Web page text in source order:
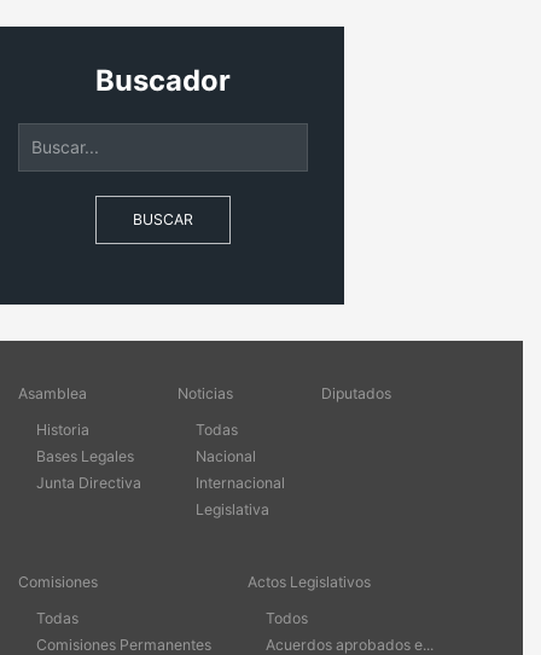
Buscador
BUSCAR
Asamblea
Historia
Bases Legales
Junta Directiva
Noticias
Todas
Nacional
Internacional
Legislativa
Diputados
Comisiones
Todas
Comisiones Permanentes
Actos Legislativos
Todos
Acuerdos aprobados e...